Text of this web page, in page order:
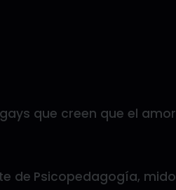
que creen que el amor
de Psicopedagogía, mido